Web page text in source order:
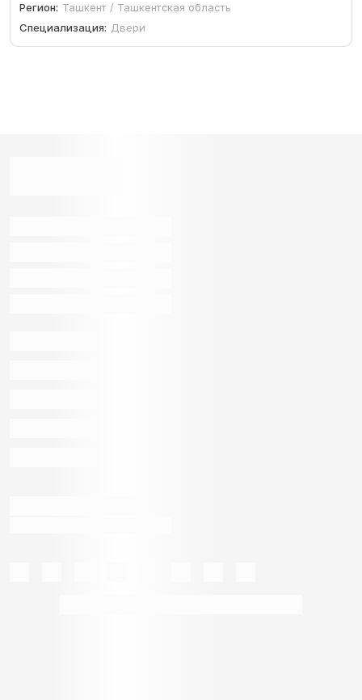
Регион: Ташкент / Ташкентская область
Специализация: Двери